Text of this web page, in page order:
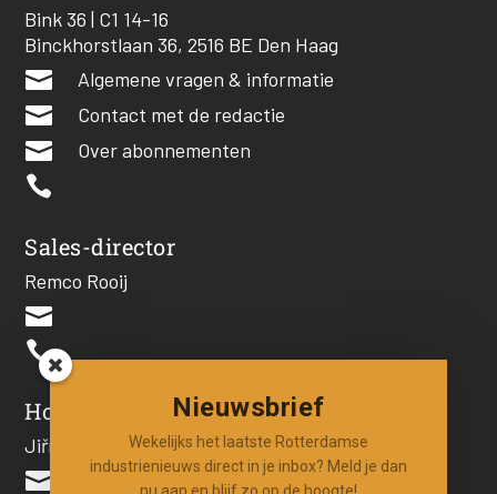
Bink 36 | C1 14-16
Binckhorstlaan 36, 2516 BE Den Haag
 Algemene vragen & informatie
 Contact met de redactie
 Over abonnementen

Sales-director
Remco Rooij


Hoofdredacteur
Jiří Hartog

Nieuwsbrief
Wekelijks het laatste Rotterdamse
industrienieuws direct in je inbox? Meld je dan